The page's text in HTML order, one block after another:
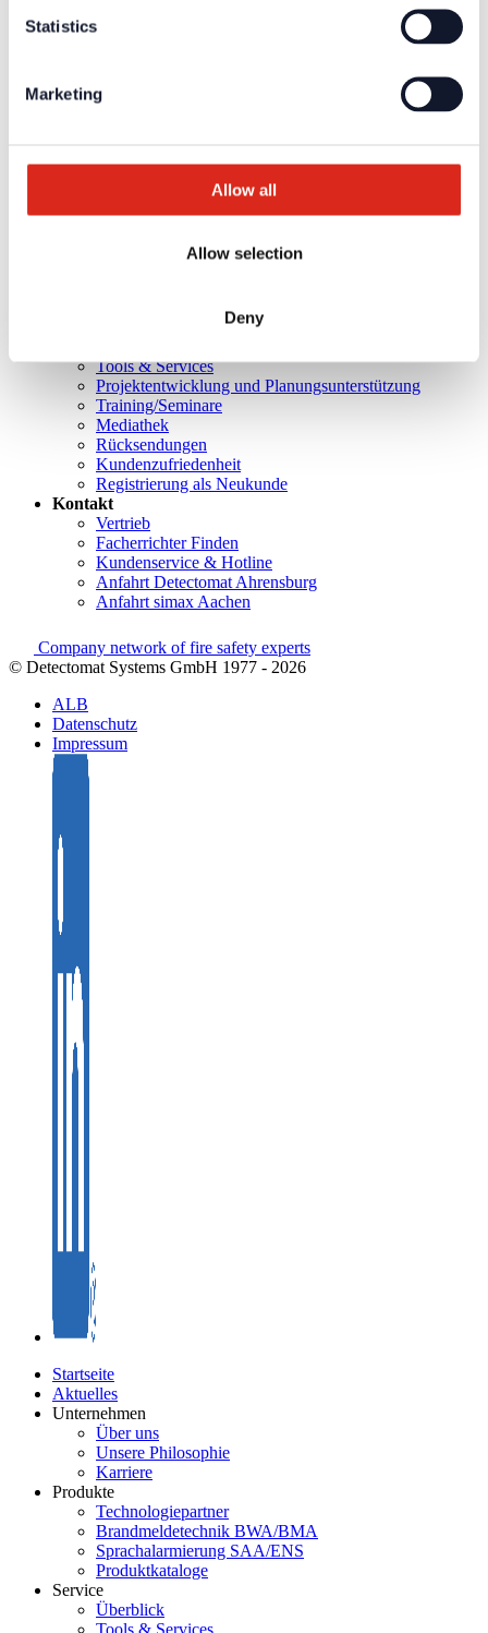
Statistics
Marketing
Allow all
Allow selection
Deny
Produkten und Dienstleistungen sind in dem geschützten
Partnerbereich verfügbar.
Registrierung erforderlich.
Über uns
Unsere Philosophie
Technologiepartner
Tools & Services
Projektentwicklung und Planungsunterstützung
Training/Seminare
Mediathek
Rücksendungen
Kundenzufriedenheit
Registrierung als Neukunde
Kontakt
Vertrieb
Facherrichter Finden
Kundenservice & Hotline
Anfahrt Detectomat Ahrensburg
Anfahrt simax Aachen
Company network of fire safety experts
© Detectomat Systems GmbH 1977 - 2026
ALB
Datenschutz
Impressum
Startseite
Aktuelles
Unternehmen
Über uns
Unsere Philosophie
Karriere
Produkte
Technologiepartner
Brandmeldetechnik BWA/BMA
Sprachalarmierung SAA/ENS
Produktkataloge
Service
Überblick